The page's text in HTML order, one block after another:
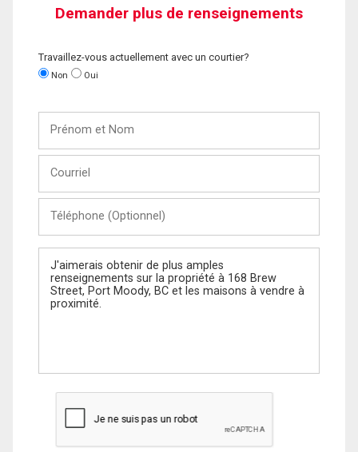
Demander plus de renseignements
Travaillez-vous actuellement avec un courtier?
Non Oui
Nom
(Optionnel)
Message